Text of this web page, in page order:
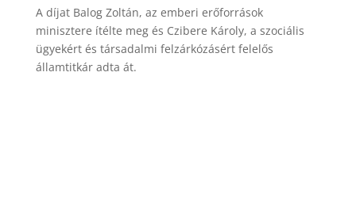
A díjat Balog Zoltán, az emberi erőforrások
minisztere ítélte meg és Czibere Károly, a szociális
ügyekért és társadalmi felzárkózásért felelős
államtitkár adta át.